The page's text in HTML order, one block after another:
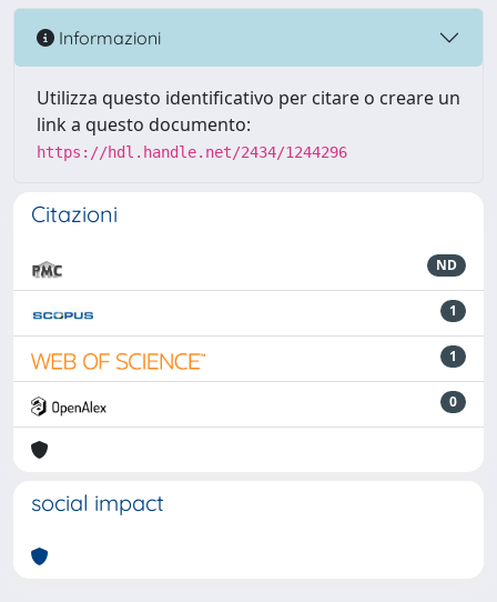
Informazioni
Utilizza questo identificativo per citare o creare un
link a questo documento:
https://hdl.handle.net/2434/1244296
Citazioni
ND
1
1
0
social impact